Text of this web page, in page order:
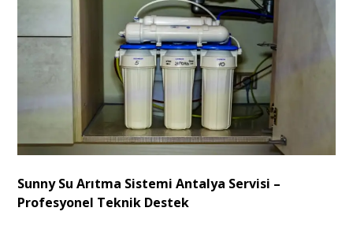
Sunny Su Arıtma Sistemi Antalya Servisi –
Profesyonel Teknik Destek